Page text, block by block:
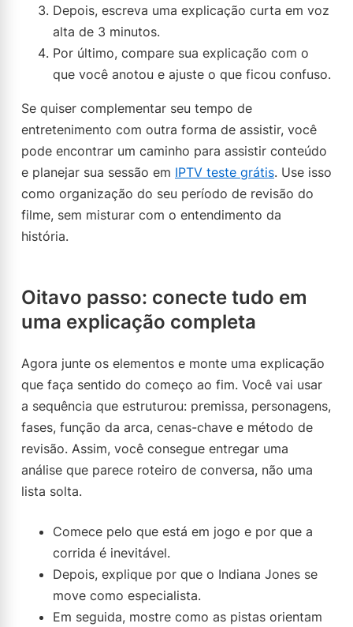
Depois, escreva uma explicação curta em voz
alta de 3 minutos.
Por último, compare sua explicação com o
que você anotou e ajuste o que ficou confuso.
Se quiser complementar seu tempo de
entretenimento com outra forma de assistir, você
pode encontrar um caminho para assistir conteúdo
e planejar sua sessão em IPTV teste grátis. Use isso
como organização do seu período de revisão do
filme, sem misturar com o entendimento da
história.
Oitavo passo: conecte tudo em
uma explicação completa
Agora junte os elementos e monte uma explicação
que faça sentido do começo ao fim. Você vai usar
a sequência que estruturou: premissa, personagens,
fases, função da arca, cenas-chave e método de
revisão. Assim, você consegue entregar uma
análise que parece roteiro de conversa, não uma
lista solta.
Comece pelo que está em jogo e por que a
corrida é inevitável.
Depois, explique por que o Indiana Jones se
move como especialista.
Em seguida, mostre como as pistas orientam